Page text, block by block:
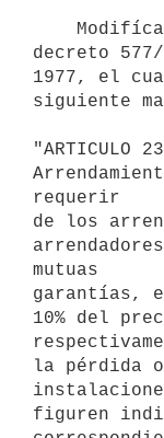
decreto
1977, el
siguiente
"ARTICULO
requerir
de los
mutuas
garantías,
10% del
la pérdida
figuren